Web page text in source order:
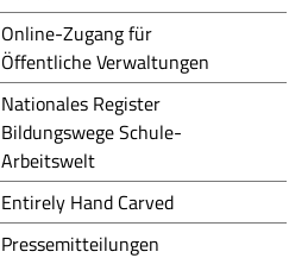
Online-Zugang für
Öffentliche Verwaltungen
Nationales Register
Bildungswege Schule-
Arbeitswelt
Entirely Hand Carved
Pressemitteilungen